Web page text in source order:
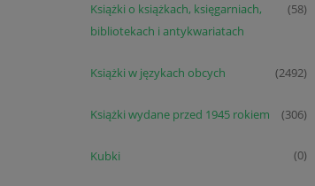
Książki o książkach, księgarniach,
bibliotekach i antykwariatach
(58)
Książki w językach obcych (2492)
Książki wydane przed 1945 rokiem (306)
Kubki (0)